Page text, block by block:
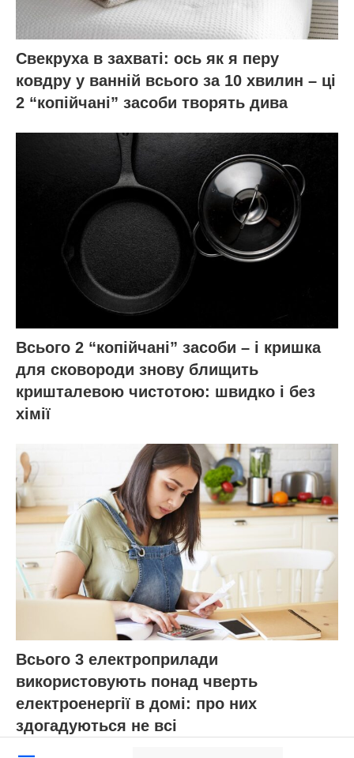
Свекруха в захваті: ось як я перу
ковдру у ванній всього за 10 хвилин – ці
2 “копійчані” засоби творять дива
Всього 2 “копійчані” засоби – і кришка
для сковороди знову блищить
кришталевою чистотою: швидко і без
хімії
Всього 3 електроприлади
використовують понад чверть
електроенергії в домі: про них
здогадуються не всі